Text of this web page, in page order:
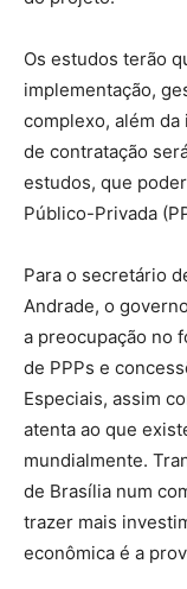
Os estudos terão
implementação,
complexo, além
de contratação
estudos, que
Público-Privada
Para o secretário
Andrade, o
a preocupação no
de PPPs e
Especiais, assim
atenta ao que
mundialmente.
de Brasília num
trazer mais
econômica é a